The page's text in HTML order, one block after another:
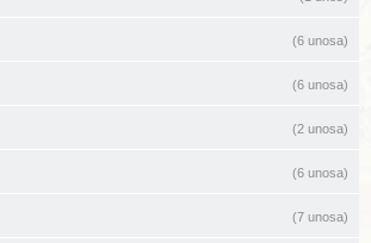
(6 unosa)
(6 unosa)
(2 unosa)
(6 unosa)
(7 unosa)